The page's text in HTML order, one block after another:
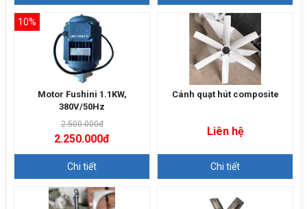
10%
Motor Fushini 1.1KW,
380V/50Hz
2.500.000đ
2.250.000đ
Chi tiết
Cánh quạt hút composite
Liên hệ
Chi tiết